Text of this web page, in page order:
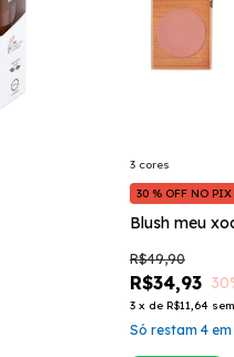
Blush meu
R$34,93
R$49,90
30
3 x de R$11,64
30 % OFF NO PIX
Só restam 4
3 cores